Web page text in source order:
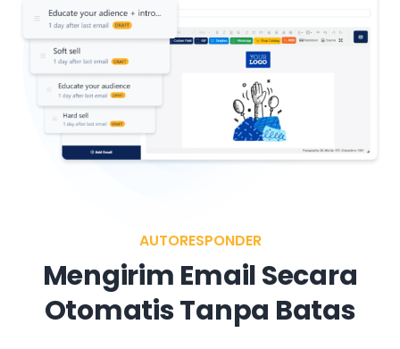
AUTORESPONDER
Mengirim Email Secara
Otomatis Tanpa Batas